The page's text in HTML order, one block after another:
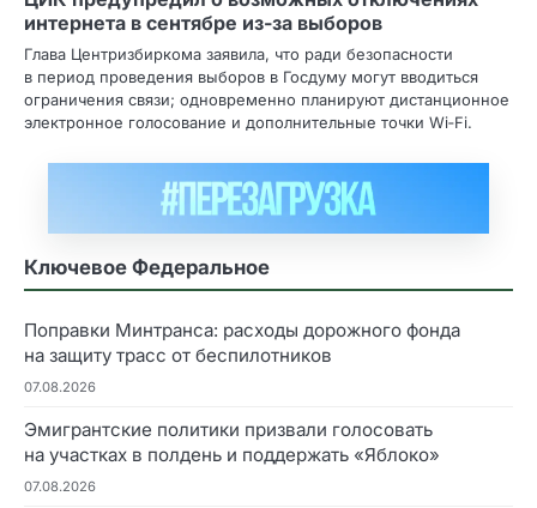
интернета в сентябре из‑за выборов
Глава Центризбиркома заявила, что ради безопасности
в период проведения выборов в Госдуму могут вводиться
ограничения связи; одновременно планируют дистанционное
электронное голосование и дополнительные точки Wi‑Fi.
Ключевое Федеральное
Поправки Минтранса: расходы дорожного фонда
на защиту трасс от беспилотников
07.08.2026
Эмигрантские политики призвали голосовать
на участках в полдень и поддержать «Яблоко»
07.08.2026